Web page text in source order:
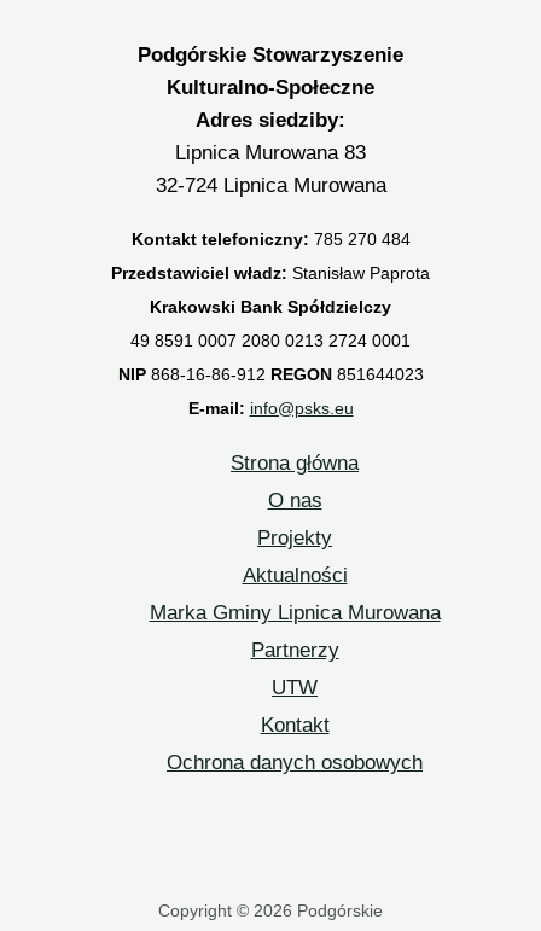
Podgórskie Stowarzyszenie
Kulturalno-Społeczne
Adres siedziby:
Lipnica Murowana 83
32-724 Lipnica Murowana
Kontakt telefoniczny: 785 270 484
Przedstawiciel władz: Stanisław Paprota
Krakowski Bank Spółdzielczy
49 8591 0007 2080 0213 2724 0001
NIP868-16-86-912 REGON851644023
E-mail: info@psks.eu
Strona główna
O nas
Projekty
Aktualności
Marka Gminy Lipnica Murowana
Partnerzy
UTW
Kontakt
Ochrona danych osobowych
Copyright © 2026 Podgórskie